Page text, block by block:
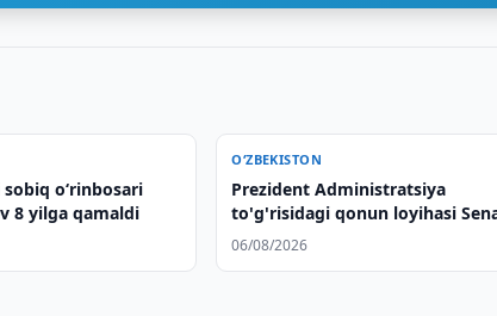
o‘rinbosari
8 yilga qamaldi
O‘ZBEKISTON
Prezident Administratsiya
to'g'risidagi qonun loyihasi
yuborildi
06/08/2026